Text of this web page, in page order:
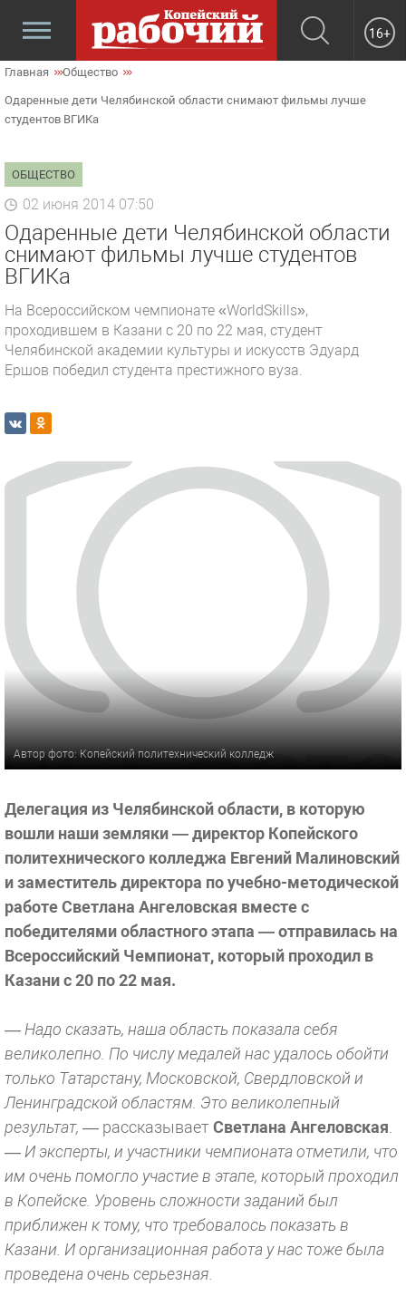
16+
Главная Общество
Одаренные дети Челябинской области снимают фильмы лучше
студентов ВГИКа
ОБЩЕСТВО
02 июня 2014 07:50
Одаренные дети Челябинской области
снимают фильмы лучше студентов
ВГИКа
На Всероссийском чемпионате «WorldSkills»,
проходившем в Казани с 20 по 22 мая, студент
Челябинской академии культуры и искусств Эдуард
Ершов победил студента престижного вуза.
Автор фото: Копейский политехнический колледж
Делегация из Челябинской области, в которую
вошли наши земляки — директор Копейского
политехнического колледжа Евгений Малиновский
и заместитель директора по учебно-методической
работе Светлана Ангеловская вместе с
победителями областного этапа — отправилась на
Всероссийский Чемпионат, который проходил в
Казани с 20 по 22 мая.
— Надо сказать, наша область показала себя
великолепно. По числу медалей нас удалось обойти
только Татарстану, Московской, Свердловской и
Ленинградской областям. Это великолепный
результат, — рассказываетСветлана Ангеловская
— И эксперты, и участники чемпионата отметили, что
им очень помогло участие в этапе, который проходил
в Копейске. Уровень сложности заданий был
приближен к тому, что требовалось показать в
Казани. И организационная работа у нас тоже была
проведена очень серьезная.